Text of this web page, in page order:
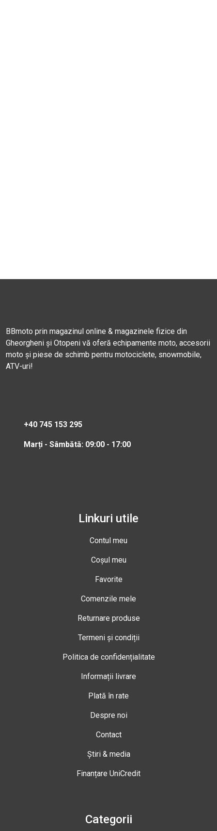
BBmoto prin magazinul online & magazinele fizice din
Gheorgheni și Otopeni vă oferă echipamente moto, accesorii
moto și piese de schimb pentru motociclete, snowmobile,
ATV-uri!
+40 745 153 295
Marți - Sâmbătă: 09:00 - 17:00
Linkuri utile
Contul meu
Coșul meu
Favorite
Comenzile mele
Returnare produse
Termeni și condiții
Politica de confidențialitate
Informații livrare
Plată în rate
Despre noi
Contact
Știri & media
Finanțare UniCredit
Categorii